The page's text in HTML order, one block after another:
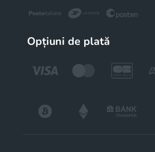
Opțiuni de plată